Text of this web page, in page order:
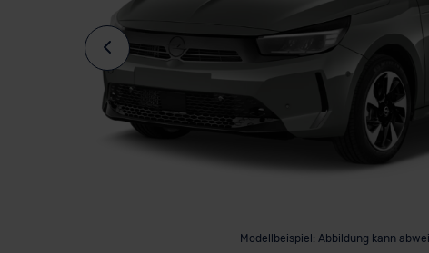
Modellbeispiel: Abbildung kann